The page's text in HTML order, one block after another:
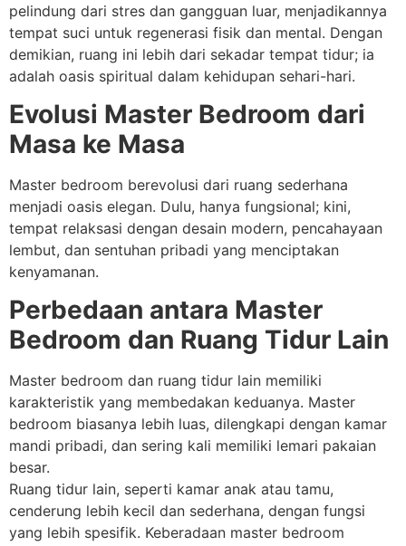
pelindung dari stres dan gangguan luar, menjadikannya
tempat suci untuk regenerasi fisik dan mental. Dengan
demikian, ruang ini lebih dari sekadar tempat tidur; ia
adalah oasis spiritual dalam kehidupan sehari-hari.
Evolusi Master Bedroom dari
Masa ke Masa
Master bedroom berevolusi dari ruang sederhana
menjadi oasis elegan. Dulu, hanya fungsional; kini,
tempat relaksasi dengan desain modern, pencahayaan
lembut, dan sentuhan pribadi yang menciptakan
kenyamanan.
Perbedaan antara Master
Bedroom dan Ruang Tidur Lain
Master bedroom dan ruang tidur lain memiliki
karakteristik yang membedakan keduanya. Master
bedroom biasanya lebih luas, dilengkapi dengan kamar
mandi pribadi, dan sering kali memiliki lemari pakaian
besar.
Ruang tidur lain, seperti kamar anak atau tamu,
cenderung lebih kecil dan sederhana, dengan fungsi
yang lebih spesifik. Keberadaan master bedroom